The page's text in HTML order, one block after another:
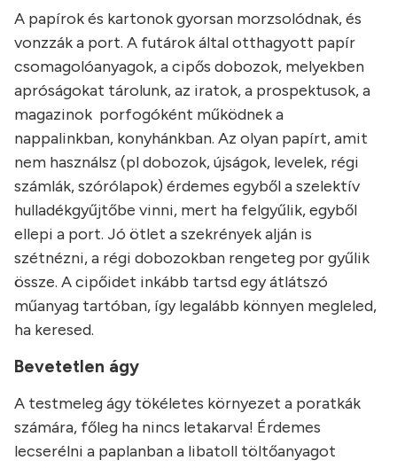
A papírok és kartonok gyorsan morzsolódnak, és
vonzzák a port. A futárok által otthagyott papír
csomagolóanyagok, a cipős dobozok, melyekben
apróságokat tárolunk, az iratok, a prospektusok, a
magazinok porfogóként működnek a
nappalinkban, konyhánkban. Az olyan papírt, amit
nem használsz (pl dobozok, újságok, levelek, régi
számlák, szórólapok) érdemes egyből a szelektív
hulladékgyűjtőbe vinni, mert ha felgyűlik, egyből
ellepi a port. Jó ötlet a szekrények alján is
szétnézni, a régi dobozokban rengeteg por gyűlik
össze. A cipőidet inkább tartsd egy átlátszó
műanyag tartóban, így legalább könnyen megleled,
ha keresed.
Bevetetlen ágy
A testmeleg ágy tökéletes környezet a poratkák
számára, főleg ha nincs letakarva! Érdemes
lecserélni a paplanban a libatoll töltőanyagot